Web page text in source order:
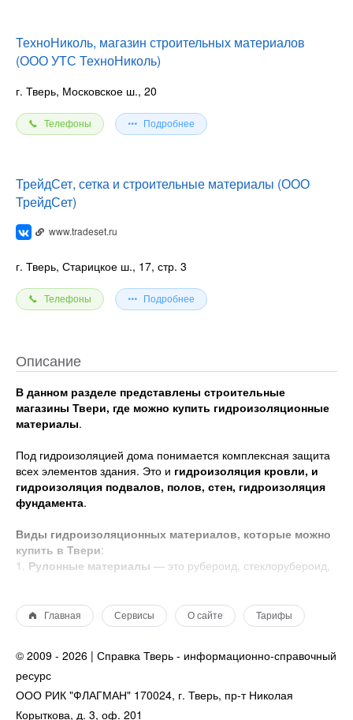
ТехноНиколь, магазин строительных материалов
(ООО УТС ТехноНиколь)
г. Тверь, Московское ш., 20
Телефоны Подробнее
ТрейдСет, сетка и строительные материалы (ООО
ТрейдСет)
www.tradeset.ru
г. Тверь, Старицкое ш., 17, стр. 3
Телефоны Подробнее
Описание
В данном разделе представлены строительные
магазины Твери, где можно купить гидроизоляционные
материалы.
Под гидроизоляцией дома понимается комплексная защита
всех элементов здания. Это и гидроизоляция кровли, и
гидроизоляция подвалов, полов, стен, гидроизоляция
фундамента.
Виды гидроизоляционных материалов, которые можно
купить в Твери:
1. Рулонные материалы — это рубероид, стеклорубероид,
в гидроизоляции горизонтальных поверхностей (фундамент,
цоколь).
металлоизол, бикрост, линокром, техноэласт, унифлекс.
3.Мастичные материалы
водоэмульсионные мастики. Мастики чаще всего применяют
для гидроизоляции кровли, герметизации швов и стыков
Главная Сервисы О сайте Тарифы
© 2009 - 2026 | Справка Тверь - информационно-справочный
ресурс
ООО РИК "ФЛАГМАН" 170024, г. Тверь, пр-т Николая
Корыткова, д. 3, оф. 201